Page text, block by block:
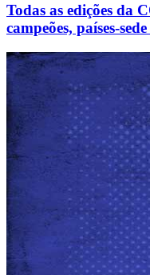
Todas as edições
campeões, países-